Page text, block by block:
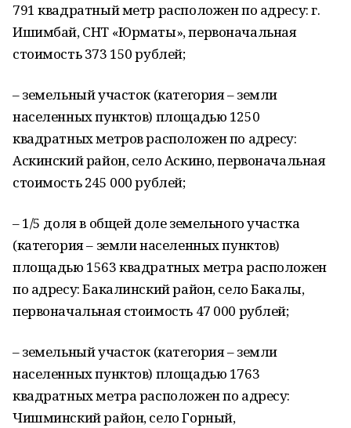
791 квадратный метр расположен по адресу: г.
Ишимбай, СНТ «Юрматы», первоначальная
стоимость 373 150 рублей;
– земельный участок (категория – земли
населенных пунктов) площадью 1250
квадратных метров расположен по адресу:
Аскинский район, село Аскино, первоначальная
стоимость 245 000 рублей;
– 1/5 доля в общей доле земельного участка
(категория – земли населенных пунктов)
площадью 1563 квадратных метра расположен
по адресу: Бакалинский район, село Бакалы,
первоначальная стоимость 47 000 рублей;
– земельный участок (категория – земли
населенных пунктов) площадью 1763
квадратных метра расположен по адресу:
Чишминский район, село Горный,